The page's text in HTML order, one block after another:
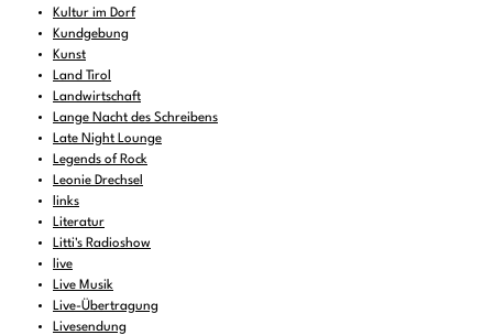
Kultur im Dorf
Kundgebung
Kunst
Land Tirol
Landwirtschaft
Lange Nacht des Schreibens
Late Night Lounge
Legends of Rock
Leonie Drechsel
links
Literatur
Litti's Radioshow
live
Live Musik
Live-Übertragung
Livesendung